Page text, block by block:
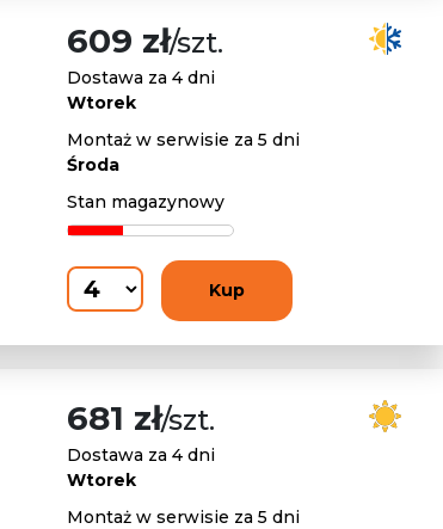
609 zł/szt.
Dostawa za 4 dni
Wtorek
Montaż w serwisie za 5 dni
Środa
Stan magazynowy
Kup
681 zł/szt.
Dostawa za 4 dni
Wtorek
Montaż w serwisie za 5 dni